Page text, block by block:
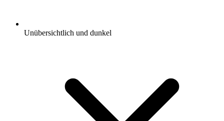
Unübersichtlich und dunkel